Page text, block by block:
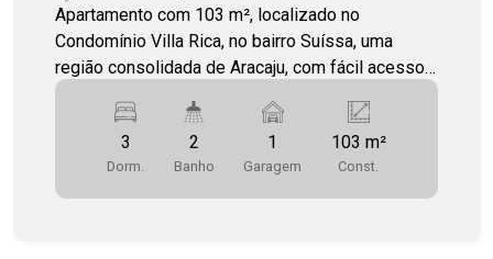
Apartamento com 103 m², localizado no
Condomínio Villa Rica, no bairro Suíssa, uma
região consolidada de Aracaju, com fácil acesso
supermercados, farmácias, escolas, academias e
diversos serviços. O imóvel dispõe de três
quartos, banheiro social, sala de estar integrada à
sala de jantar, varanda, cozinha funcional e
3
Dorm.
2
Banho
1
Garagem
103 m²
Const.